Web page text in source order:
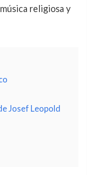
religiosa y
Josef Leopold